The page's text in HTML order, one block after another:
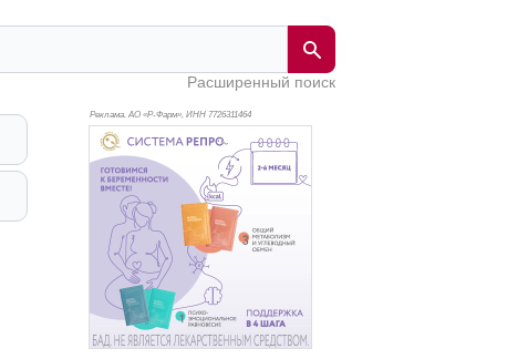
Расширенный поиск
Реклама. АО «Р-Фарм», ИНН 7726311464